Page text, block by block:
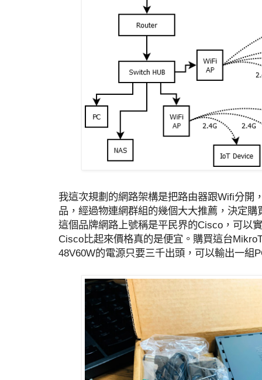
我這次規劃的網路架構是把路由器跟Wifi分開
品，經過物連網群組的幾個大大推薦，決定
這個品牌網路上號稱是平民界的Cisco，可以
Cisco比起來價格真的是便宜。購買這台
48V60W的電源只要三千出頭，可以輸出一組